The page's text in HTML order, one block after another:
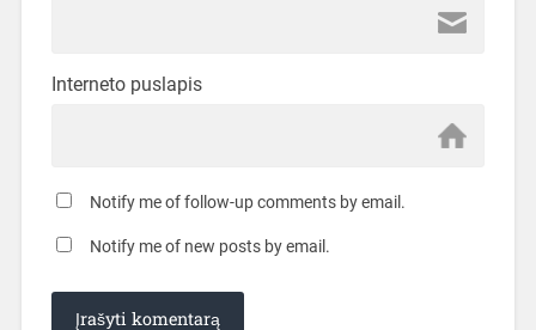
Interneto puslapis
Notify me of follow-up comments by email.
Notify me of new posts by email.